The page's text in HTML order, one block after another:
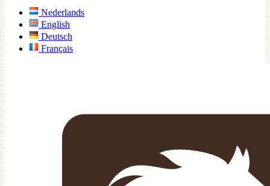
Nederlands
English
Deutsch
Français